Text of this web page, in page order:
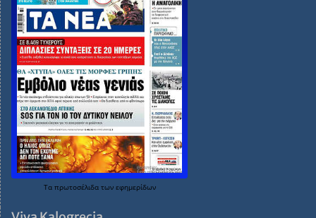
Τα πρωτοσέλιδα των εφημερίδων